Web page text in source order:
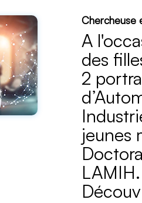
Chercheuse
A
des
2
jeunes
LAMIH.